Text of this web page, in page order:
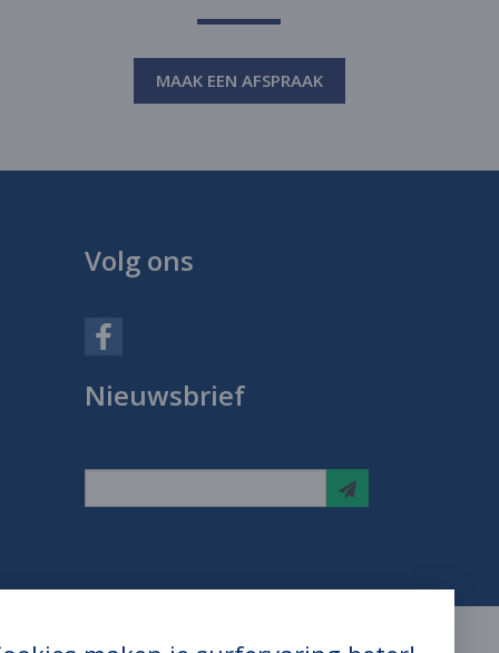
MAAK EEN AFSPRAAK
Volg ons
Nieuwsbrief